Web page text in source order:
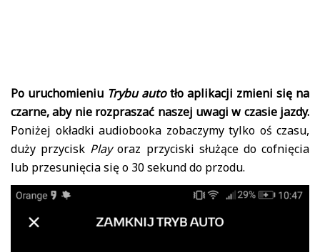
Po uruchomieniu Trybu autotło aplikacji zmieni się na
czarne, aby nie rozpraszać naszej uwagi w czasie jazdy.
Poniżej okładki audiobooka zobaczymy tylko oś czasu,
duży przycisk Playoraz przyciski służące do cofnięcia
lub przesunięcia się o 30 sekund do przodu.